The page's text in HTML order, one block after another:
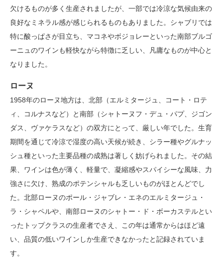
欠けるものが多く生産されましたが、一部では冷涼な気候由来の
良好なミネラル感が感じられるものもありました。シャブリでは
特に酸っぱさが目立ち、マコネやボジョレーといった南部ブルゴ
ーニュのワインも軽快ながら特徴に乏しい、凡庸なものが中心と
なりました。
ローヌ
1958年のローヌ地方は、北部（エルミタージュ、コート・ロテ
ィ、コルナスなど）と南部（シャトーヌフ・デュ・パプ、ジゴン
ダス、ヴァケラスなど）の双方にとって、厳しい年でした。生育
期間を通じて冷涼で湿度の高い天候が続き、シラー種やグルナッ
シュ種といった主要品種の成熟は著しく妨げられました。その結
果、ワインは色が薄く、軽量で、凝縮感やスパイシーな風味、力
強さに欠け、熟成のポテンシャルも乏しいものがほとんどでし
た。北部ローヌのポール・ジャブレ・エネのエルミタージュ・
ラ・シャペルや、南部ローヌのシャトー・ド・ボーカステルとい
ったトップクラスの生産者でさえ、この年は通常からはほど遠
い、品質の低いワインしか生産できなかったと記録されていま
す。